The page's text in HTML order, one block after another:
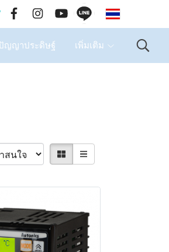
ญญาประดิษฐ์ เพิ่มเติม